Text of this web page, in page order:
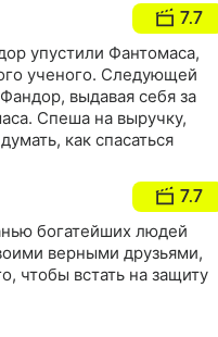
7.7
упустили Фантомаса,
ученого. Следующей
выдавая себя за
Спеша на выручку,
как спасаться
7.7
богатейших людей
верными друзьями,
чтобы встать на защиту